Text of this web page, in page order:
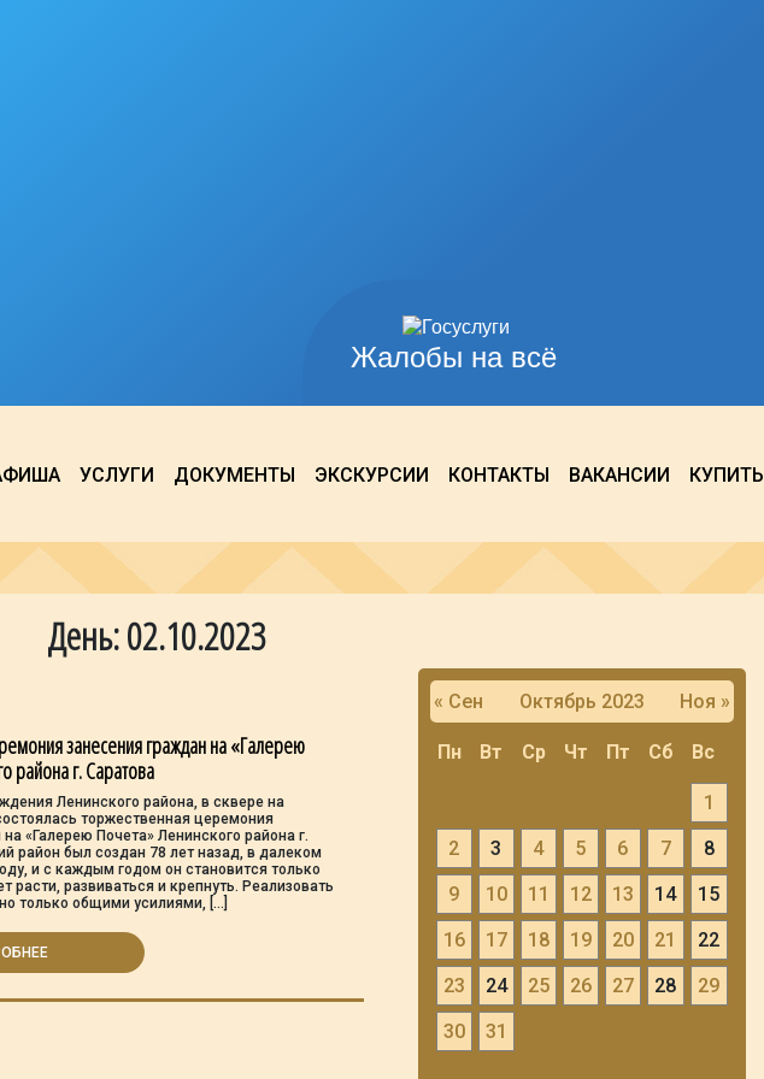
Жалобы на всё
УСЛУГИ ДОКУМЕНТЫ ЭКСКУРСИИ КОНТАКТЫ ВАКАНСИИ
День: 02.10.2023
занесения граждан на «Галерею
района г. Саратова
Ленинского района, в сквере на
торжественная церемония
«Галерею Почета» Ленинского района г.
район был создан 78 лет назад, в далеком
и с каждым годом он становится только
расти, развиваться и крепнуть. Реализовать
только общими усилиями, […]
Октябрь 2023
Пн Вт Ср Чт Пт Сб Вс
« Сен Ноя »
1
2
3 4 5 6 7
8
9
10 11 12 13 14
15
16
17 18 19 20 21
22
23
24 25 26 27 28
29
30
31